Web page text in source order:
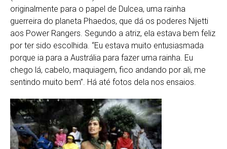
originalmente para o papel de Dulcea, uma rainha
guerreira do planeta Phaedos, que dá os poderes Nijetti
aos Power Rangers. Segundo a atriz, ela estava bem feliz
por ter sido escolhida. “Eu estava muito entusiasmada
porque ia para a Austrália para fazer uma rainha. Eu
chego lá, cabelo, maquiagem, fico andando por ali, me
sentindo muito bem”. Há até fotos dela nos ensaios.